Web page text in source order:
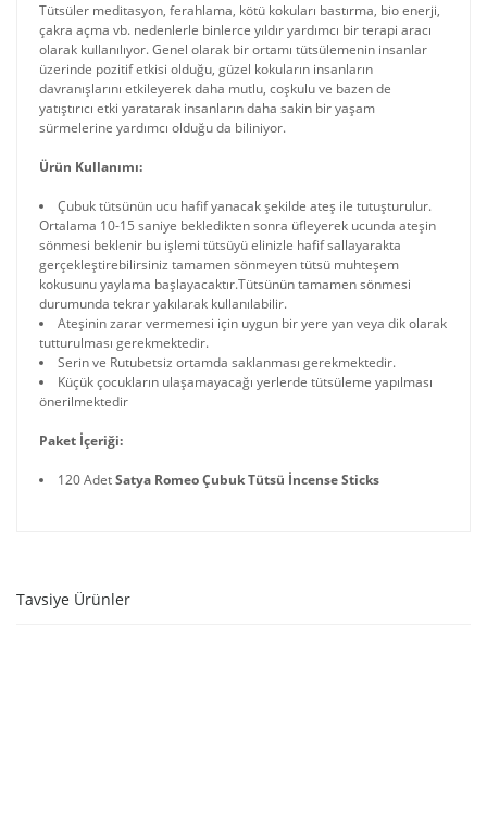
Tütsüler meditasyon, ferahlama, kötü kokuları bastırma, bio enerji,
çakra açma vb. nedenlerle binlerce yıldır yardımcı bir terapi aracı
olarak kullanılıyor. Genel olarak bir ortamı tütsülemenin insanlar
üzerinde pozitif etkisi olduğu, güzel kokuların insanların
davranışlarını etkileyerek daha mutlu, coşkulu ve bazen de
yatıştırıcı etki yaratarak insanların daha sakin bir yaşam
sürmelerine yardımcı olduğu da biliniyor.
Ürün Kullanımı:
Çubuk tütsünün ucu hafif yanacak şekilde ateş ile tutuşturulur.
Ortalama 10-15 saniye bekledikten sonra üfleyerek ucunda ateşin
sönmesi beklenir bu işlemi tütsüyü elinizle hafif sallayarakta
gerçekleştirebilirsiniz tamamen sönmeyen tütsü muhteşem
kokusunu yaylama başlayacaktır.Tütsünün tamamen sönmesi
durumunda tekrar yakılarak kullanılabilir.
Ateşinin zarar vermemesi için uygun bir yere yan veya dik olarak
tutturulması gerekmektedir.
Serin ve Rutubetsiz ortamda saklanması gerekmektedir.
Küçük çocukların ulaşamayacağı yerlerde tütsüleme yapılması
önerilmektedir
Paket İçeriği:
120 AdetSatya Romeo Çubuk Tütsü İncense Sticks
Tavsiye Ürünler